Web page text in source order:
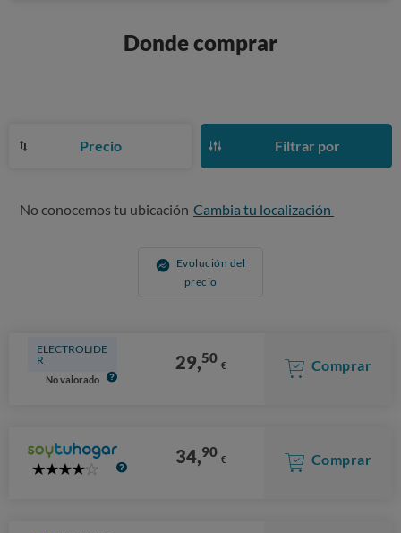
Donde comprar
Precio Filtrar por
No conocemos tu ubicación Cambia tu localización
Evolución del
precio
ELECTROLIDE
R_
No valorado
29,50 € Comprar
4
34,90 € Comprar